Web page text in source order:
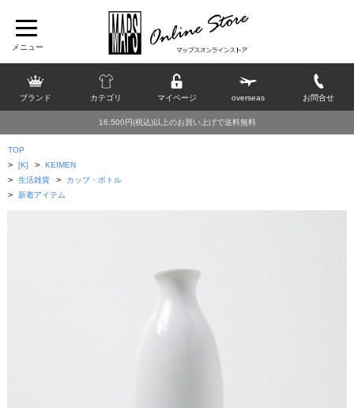
ブランド カテゴリ マイページ overseas お問合せ
16,500円(税込)以上のお買い上げで送料無料
TOP
> [K] > KEIMEN
> 生活雑貨 > カップ・ボトル
> 新着アイテム